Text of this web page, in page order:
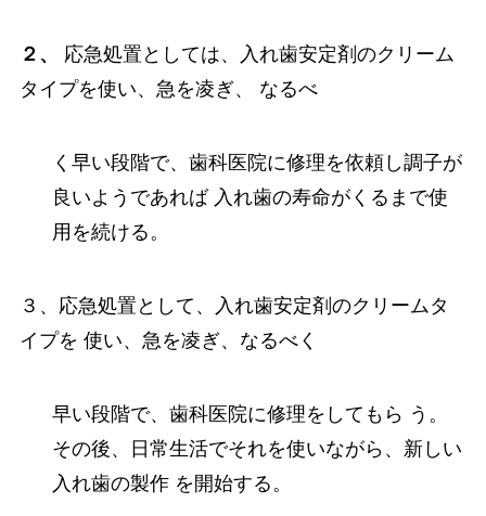
２、 応急処置としては、入れ歯安定剤のクリーム
タイプを使い、急を凌ぎ、 なるべ
く早い段階で、歯科医院に修理を依頼し調子が
良いようであれば 入れ歯の寿命がくるまで使
用を続ける。
３、応急処置として、入れ歯安定剤のクリームタ
イプを 使い、急を凌ぎ、なるべく
早い段階で、歯科医院に修理をしてもら う。
その後、日常生活でそれを使いながら、新しい
入れ歯の製作 を開始する。